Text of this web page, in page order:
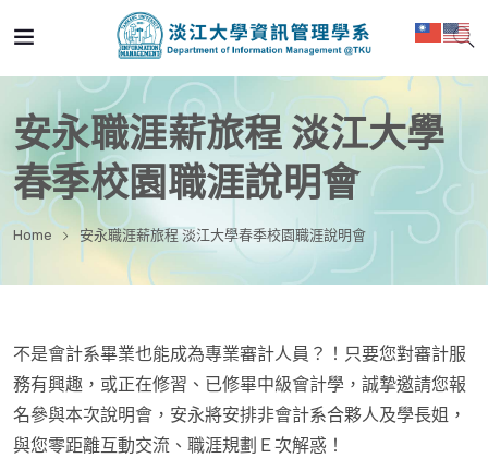
安永職涯薪旅程 淡江大學
春季校園職涯說明會
Home 安永職涯薪旅程 淡江大學春季校園職涯說明會
不是會計系畢業也能成為專業審計人員？！只要您對審計服
務有興趣，或正在修習、已修畢中級會計學，誠摯邀請您報
名參與本次說明會，安永將安排非會計系合夥人及學長姐，
與您零距離互動交流、職涯規劃Ｅ次解惑！